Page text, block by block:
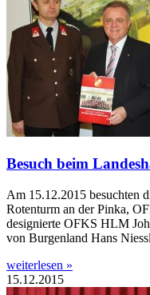
Besuch beim
Am 15.12.2015 besuchten
Rotenturm an der Pinka,
designierte OFKS HLM
von Burgenland Hans
weiterlesen »
15.12.2015